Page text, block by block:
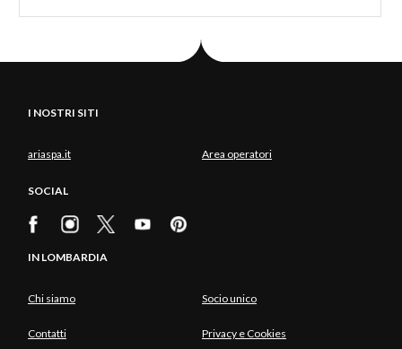
I NOSTRI SITI
ariaspa.it Area operatori
SOCIAL
IN LOMBARDIA
Chi siamo Socio unico
Contatti Privacy e Cookies